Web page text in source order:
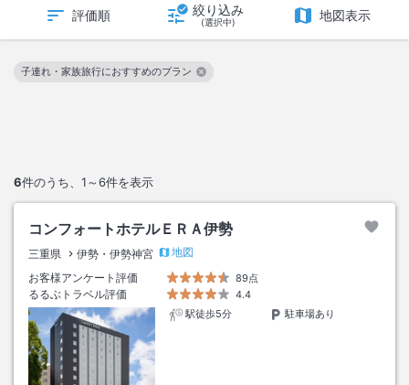
評価順 絞り込み
(選択中) 地図表示
6件のうち、 1～6件を表示
子連れ・家族旅行におすすめのプラン
この絞り込み条件を解除
コンフォートホテルＥＲＡ伊勢
三重県 伊勢・伊勢神宮
地図
お客様アンケート評価
89点
るるぶトラベル評価
4.4
駅徒歩5分
駐車場あり